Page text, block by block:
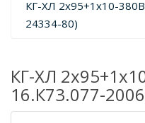
КГ-ХЛ 2х95+1х10-
24334-80)
КГ-ХЛ
16.К73.077-